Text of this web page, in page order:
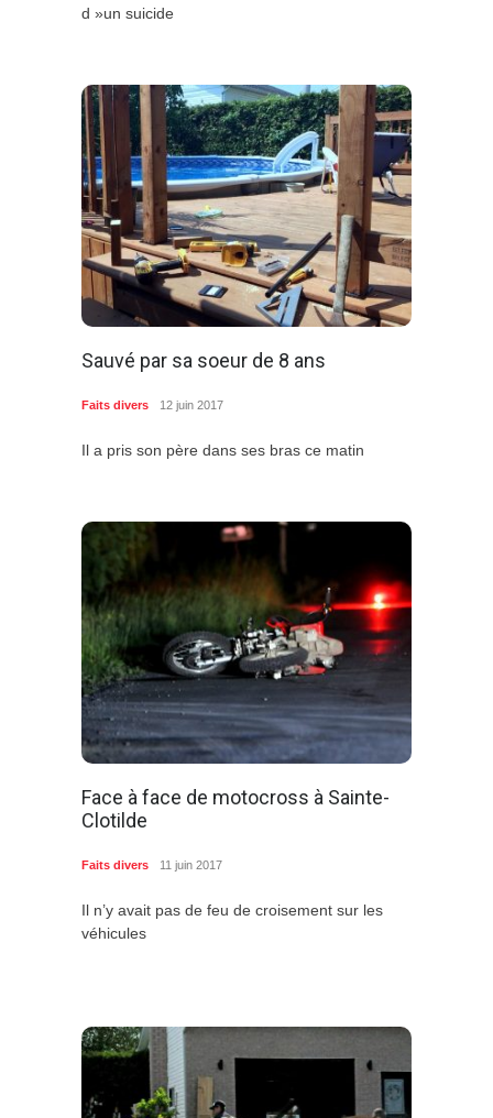
d »un suicide
Sauvé par sa soeur de 8 ans
Faits divers 12 juin 2017
Il a pris son père dans ses bras ce matin
Face à face de motocross à Sainte-
Clotilde
Faits divers 11 juin 2017
Il n’y avait pas de feu de croisement sur les
véhicules